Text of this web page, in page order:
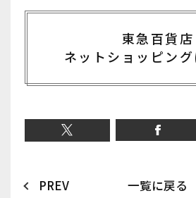
東急百貨店
ネットショッピン
PREV 一覧に戻る